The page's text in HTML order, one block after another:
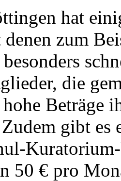
hat
zum
die
Beträge
gibt
50 € pro